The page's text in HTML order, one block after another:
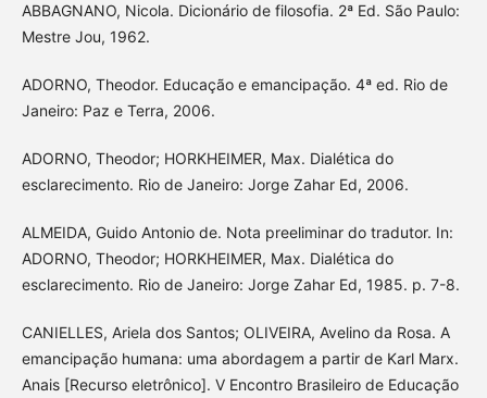
ABBAGNANO, Nicola. Dicionário de filosofia. 2ª Ed. São Paulo:
Mestre Jou, 1962.
ADORNO, Theodor. Educação e emancipação. 4ª ed. Rio de
Janeiro: Paz e Terra, 2006.
ADORNO, Theodor; HORKHEIMER, Max. Dialética do
esclarecimento. Rio de Janeiro: Jorge Zahar Ed, 2006.
ALMEIDA, Guido Antonio de. Nota preeliminar do tradutor. In:
ADORNO, Theodor; HORKHEIMER, Max. Dialética do
esclarecimento. Rio de Janeiro: Jorge Zahar Ed, 1985. p. 7-8.
CANIELLES, Ariela dos Santos; OLIVEIRA, Avelino da Rosa. A
emancipação humana: uma abordagem a partir de Karl Marx.
Anais [Recurso eletrônico]. V Encontro Brasileiro de Educação